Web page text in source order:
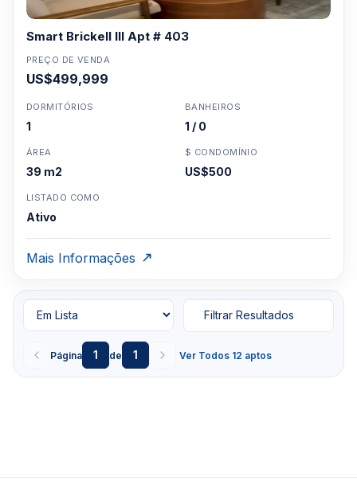
Smart Brickell III Apt # 403
PREÇO DE VENDA
US$499,999
DORMITÓRIOS
1
BANHEIROS
1 / 0
ÁREA
39 m2
$ CONDOMÍNIO
US$500
LISTADO COMO
Ativo
Mais Informações
Página 1 de 1 Ver Todos 12 aptos
Filtrar Resultados